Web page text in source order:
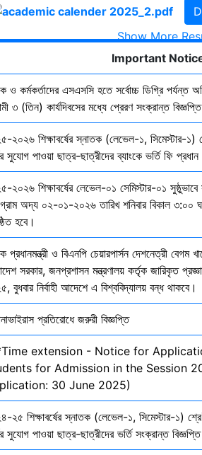
Show More
Important
ও কর্মকর্তাদের এসএসসি হতে সর্বোচ্চ ডিগ্রি পর্যন্ত
৩ (তিন) কার্যদিবসের মধ্যে প্রেরণ সংক্রান্ত
২০২৬ শিক্ষাবর্ষের স্নাতক (লেভেল-১, সিমেস্টার-১)
সুযোগ পাওয়া ছাত্র-ছাত্রীদের ব্যাংকে ভর্তি ফি
২০২৬ শিক্ষাবর্ষের লেভেল-০১ সেমিস্টার-০১ সুষ্ঠুভাবে
অদ্য ০২-০১-২০২৬ তারিখ শনিবার বিকাল ৩:০০
হবে।
প্রধানমন্ত্রী ও বিএনপি চেয়ারপার্সন দেশনেত্রী বেগম
সরকার, জনপ্রশাসন মন্ত্রণালয় কর্তৃক জারিকৃত
বুধবার নির্বাহী আদেশে এ বিশ্ববিদ্যালয় বন্ধ থাকবে।
প্রতিরোধে জরুরী বিজ্ঞপ্তি
extension - Notice for
for Admission in the Session
30 June 2025)
২৫ শিক্ষাবর্ষের স্নাতক (লেভেল-১, সিমেস্টার-১)
সুযোগ পাওয়া ছাত্র-ছাত্রীদের ভর্তি সংক্রান্ত বিজ্ঞপ্তি